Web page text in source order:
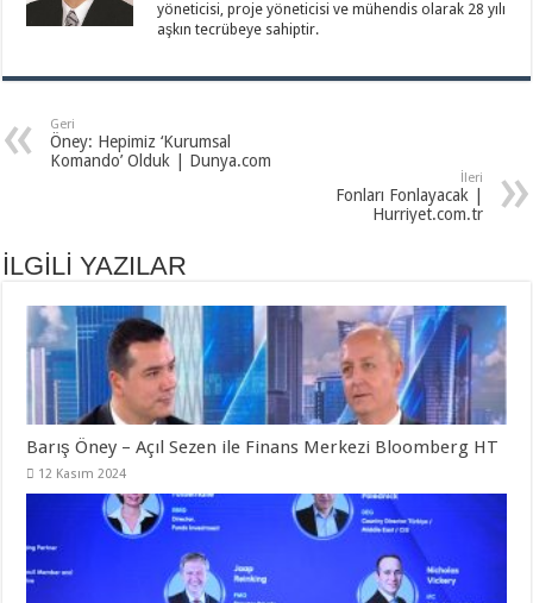
yöneticisi, proje yöneticisi ve mühendis olarak 28 yılı
aşkın tecrübeye sahiptir.
Geri
Öney: Hepimiz ‘Kurumsal
Komando’ Olduk | Dunya.com
İleri
Fonları Fonlayacak |
Hurriyet.com.tr
İLGİLİ YAZILAR
Barış Öney – Açıl Sezen ile Finans Merkezi Bloomberg HT
12 Kasım 2024